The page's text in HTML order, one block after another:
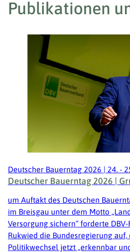
Publikationen
Deutscher Bauerntag 2026 | 24. -
Deutscher Bauerntag 2026 |
um Auftakt des Deutschen
im Breisgau unter dem Motto
Versorgung sichern“ forderte
Rukwied die Bundesregierung
Politikwechsel jetzt „erkennbar